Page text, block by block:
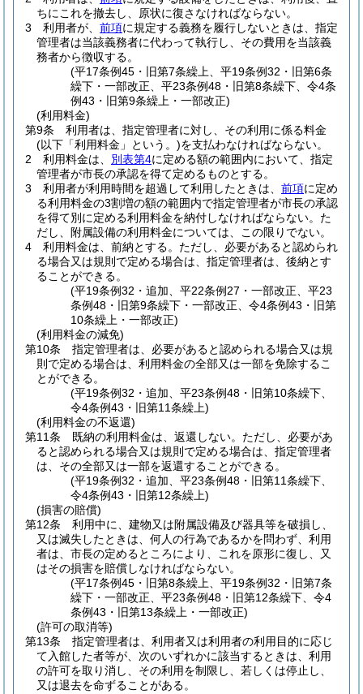
ちにこれを撤去し、原状に復さなければならない。
3
利用者が、 前項に規定する義務を履行しないときは、指定
管理者は当該義務者に代わって執行し、その費用を当該義
務者から徴収する。
(平17条例45・旧第7条繰上、平19条例32・旧第6条
繰下・一部改正、平23条例48・旧第8条繰下、令4条
例43・旧第9条繰上・一部改正)
(利用料金)
第9条
利用者は、指定管理者に対し、その利用に係る料金
(以下「利用料金」という。)を支払わなければならない。
2
利用料金は、 別表第4に定める額の範囲内において、指定
管理者が市長の承認を得て定めるものとする。
3
利用者が利用時間を超過して利用したときは、 前項に定め
る利用料金の3割増の額の範囲内で指定管理者が市長の承認
を得て別に定める利用料金を納付しなければならない。 た
だし、附属設備の利用料金については、この限りでない。
4
利用料金は、前納とする。 ただし、必要があると認められ
る場合又は規則で定める場合は、指定管理者は、後納とす
ることができる。
(平19条例32・追加、平22条例27・一部改正、平23
条例48・旧第9条繰下・一部改正、令4条例43・旧第
10条繰上・一部改正)
(利用料金の減免)
第10条
指定管理者は、必要があると認められる場合又は規
則で定める場合は、利用料金の全部又は一部を免除するこ
とができる。
(平19条例32・追加、平23条例48・旧第10条繰下、
令4条例43・旧第11条繰上)
(利用料金の不返還)
第11条
既納の利用料金は、返還しない。 ただし、必要があ
ると認められる場合又は規則で定める場合は、指定管理者
は、その全部又は一部を返還することができる。
(平19条例32・追加、平23条例48・旧第11条繰下、
令4条例43・旧第12条繰上)
(損害の賠償)
第12条
利用中に、建物又は附属設備及び器具等を破損し、
又は滅失したときは、何人の行為であるかを問わず、利用
者は、市長の定めるところにより、これを原形に復し、又
はその損害を賠償しなければならない。
(平17条例45・旧第8条繰上、平19条例32・旧第7条
繰下・一部改正、平23条例48・旧第12条繰下、令4
条例43・旧第13条繰上・一部改正)
(許可の取消等)
第13条
指定管理者は、利用者又は利用者の利用目的に応じ
て入館した者等が、次のいずれかに該当するときは、利用
の許可を取り消し、その利用を制限し、若しくは停止し、
又は退去を命ずることがある。